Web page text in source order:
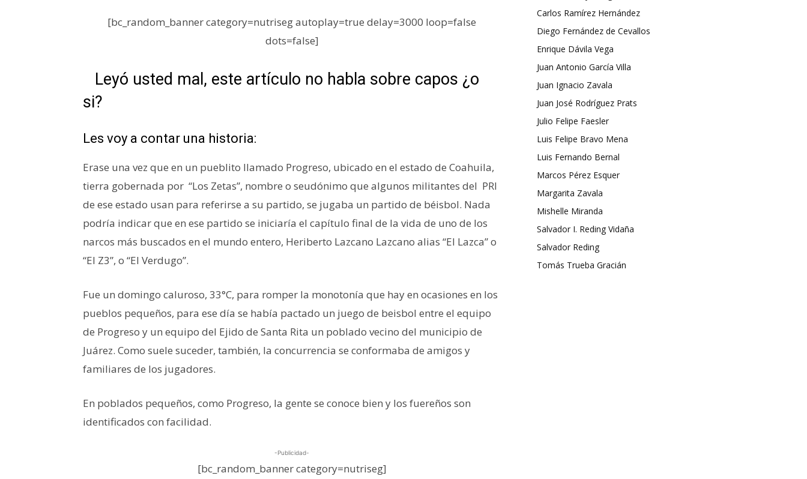
[bc_random_banner category=nutriseg autoplay=true delay=3000 loop=false
dots=false]
Leyó usted mal, este artículo no habla sobre capos ¿o
si?
Les voy a contar una historia:
Erase una vez que en un pueblito llamado Progreso, ubicado en el estado de Coahuila,
tierra gobernada por “Los Zetas”, nombre o seudónimo que algunos militantes del PRI
de ese estado usan para referirse a su partido, se jugaba un partido de béisbol. Nada
podría indicar que en ese partido se iniciaría el capítulo final de la vida de uno de los
narcos más buscados en el mundo entero, Heriberto Lazcano Lazcano alias “El Lazca” o
“El Z3”, o “El Verdugo”.
Fue un domingo caluroso, 33°C, para romper la monotonía que hay en ocasiones en los
pueblos pequeños, para ese día se había pactado un juego de beisbol entre el equipo
de Progreso y un equipo del Ejido de Santa Rita un poblado vecino del municipio de
Juárez. Como suele suceder, también, la concurrencia se conformaba de amigos y
familiares de los jugadores.
En poblados pequeños, como Progreso, la gente se conoce bien y los fuereños son
identificados con facilidad.
-Publicidad-
[bc_random_banner category=nutriseg]
Carlos Ramírez Hernández
Diego Fernández de Cevallos
Enrique Dávila Vega
Juan Antonio García Villa
Juan Ignacio Zavala
Juan José Rodríguez Prats
Julio Felipe Faesler
Luis Felipe Bravo Mena
Luis Fernando Bernal
Marcos Pérez Esquer
Margarita Zavala
Mishelle Miranda
Salvador I. Reding Vidaña
Salvador Reding
Tomás Trueba Gracián